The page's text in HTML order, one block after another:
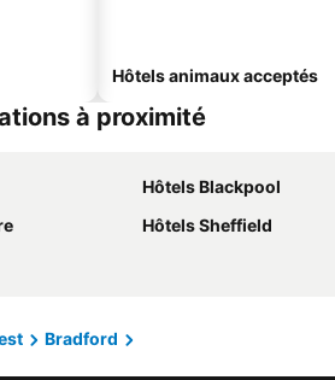
Hôtels animaux acceptés
à proximité
Hôtels Blackpool
Hôtels Sheffield
Bradford